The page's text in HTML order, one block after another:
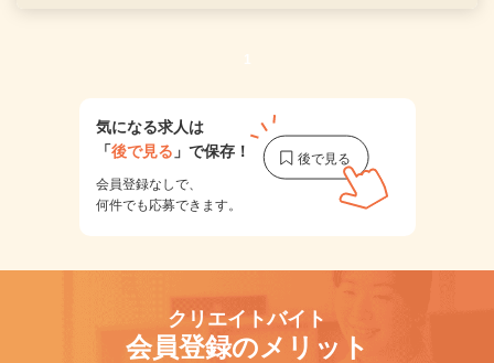
1
気になる求人は
「後で見る 」で保存！
会員登録なしで、
何件でも応募できます。
クリエイトバイト
会員登録のメリット